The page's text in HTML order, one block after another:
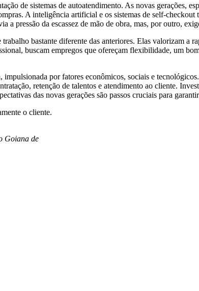
de sistemas de autoatendimento. As novas gerações,
A inteligência artificial e os sistemas de self-
a pressão da escassez de mão de obra, mas, por outro,
bastante diferente das anteriores. Elas valorizam a
buscam empregos que ofereçam flexibilidade, um
por fatores econômicos, sociais e
retenção de talentos e atendimento ao cliente.
das novas gerações são passos cruciais para
o cliente.
Goiana de